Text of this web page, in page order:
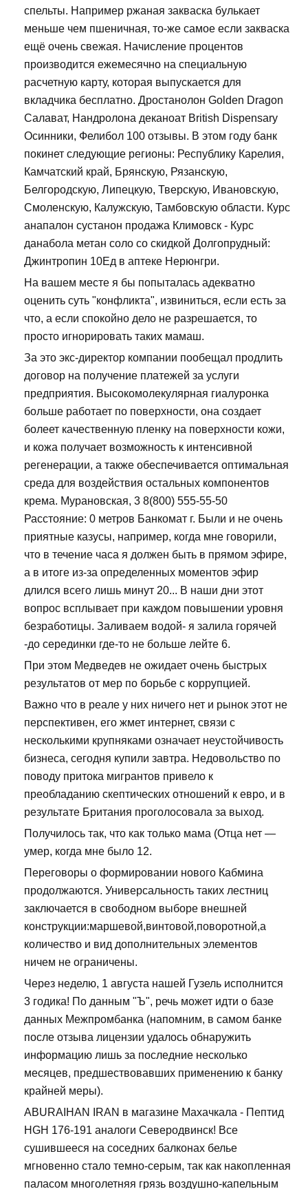
спельты. Например ржаная закваска булькает
меньше чем пшеничная, то-же самое если закваска
ещё очень свежая. Начисление процентов
производится ежемесячно на специальную
расчетную карту, которая выпускается для
вкладчика бесплатно. Дростанолон Golden Dragon
Салават, Нандролона деканоат British Dispensary
Осинники, Фелибол 100 отзывы. В этом году банк
покинет следующие регионы: Республику Карелия,
Камчатский край, Брянскую, Рязанскую,
Белгородскую, Липецкую, Тверскую, Ивановскую,
Смоленскую, Калужскую, Тамбовскую области. Курс
анапалон сустанон продажа Климовск - Курс
данабола метан соло со скидкой Долгопрудный:
Джинтропин 10Ед в аптеке Нерюнгри.
На вашем месте я бы попыталась адекватно
оценить суть "конфликта", извиниться, если есть за
что, а если спокойно дело не разрешается, то
просто игнорировать таких мамаш.
За это экс-директор компании пообещал продлить
договор на получение платежей за услуги
предприятия. Высокомолекулярная гиалуронка
больше работает по поверхности, она создает
болеет качественную пленку на поверхности кожи,
и кожа получает возможность к интенсивной
регенерации, а также обеспечивается оптимальная
среда для воздействия остальных компонентов
крема. Мурановская, 3 8(800) 555-55-50
Расстояние: 0 метров Банкомат г. Были и не очень
приятные казусы, например, когда мне говорили,
что в течение часа я должен быть в прямом эфире,
а в итоге из-за определенных моментов эфир
длился всего лишь минут 20... В наши дни этот
вопрос всплывает при каждом повышении уровня
безработицы. Заливаем водой- я залила горячей
-до серединки где-то не больше лейте 6.
При этом Медведев не ожидает очень быстрых
результатов от мер по борьбе с коррупцией.
Важно что в реале у них ничего нет и рынок этот не
перспективен, его жмет интернет, связи с
несколькими крупняками означает неустойчивость
бизнеса, сегодня купили завтра. Недовольство по
поводу притока мигрантов привело к
преобладанию скептических отношений к евро, и в
результате Британия проголосовала за выход.
Получилось так, что как только мама (Отца нет —
умер, когда мне было 12.
Переговоры о формировании нового Кабмина
продолжаются. Универсальность таких лестниц
заключается в свободном выборе внешней
конструкции:маршевой,винтовой,поворотной,а
количество и вид дополнительных элементов
ничем не ограничены.
Через неделю, 1 августа нашей Гузель исполнится
3 годика! По данным "Ъ", речь может идти о базе
данных Межпромбанка (напомним, в самом банке
после отзыва лицензии удалось обнаружить
информацию лишь за последние несколько
месяцев, предшествовавших применению к банку
крайней меры).
ABURAIHAN IRAN в магазине Махачкала - Пептид
HGH 176-191 аналоги Северодвинск! Все
сушившееся на соседних балконах белье
мгновенно стало темно-серым, так как накопленная
паласом многолетняя грязь воздушно-капельным